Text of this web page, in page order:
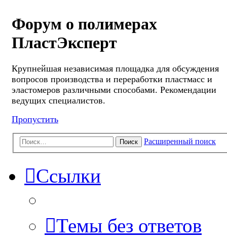
Форум о полимерах
ПластЭксперт
Крупнейшая независимая площадка для обсуждения
вопросов производства и переработки пластмасс и
эластомеров различными способами. Рекомендации
ведущих специалистов.
Пропустить
Поиск Расширенный поиск
Ссылки
Темы без ответов